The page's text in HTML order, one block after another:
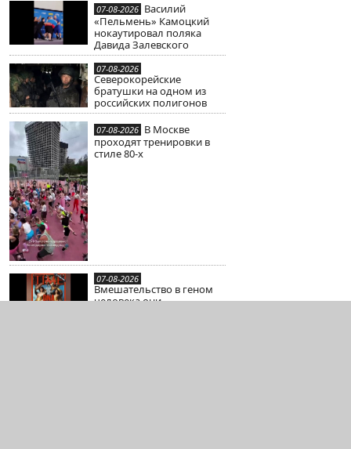
07-08-2026 Василий
«Пельмень» Камоцкий
нокаутировал поляка
Давида Залевского
07-08-2026
Северокорейские
братушки на одном из
российских полигонов
07-08-2026 В Москве
проходят тренировки в
стиле 80-х
07-08-2026
Вмешательство в геном
человека они